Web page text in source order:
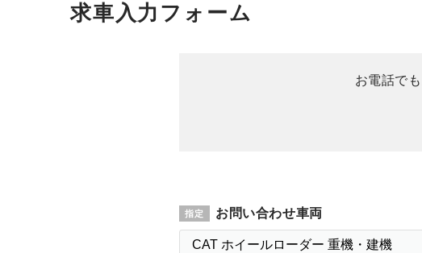
求車入力フォーム
お電話で
お問い合わせ車両